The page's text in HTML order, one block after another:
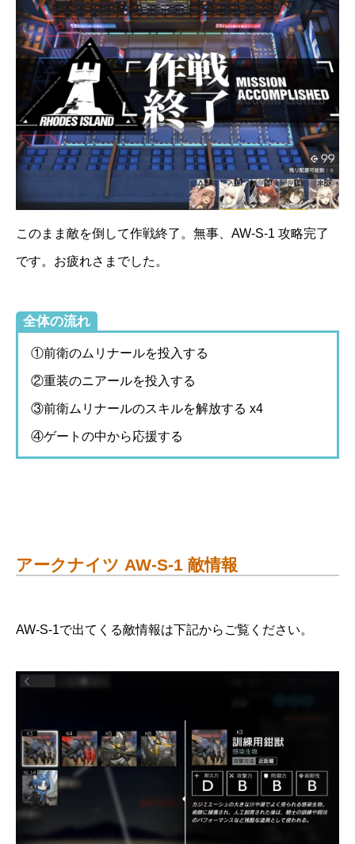
このまま敵を倒して作戦終了。無事、AW-S-1 攻略完了
です。お疲れさまでした。
全体の流れ
①前衛のムリナールを投入する
②重装のニアールを投入する
③前衛ムリナールのスキルを解放する x4
④ゲートの中から応援する
アークナイツ AW-S-1 敵情報
AW-S-1で出てくる敵情報は下記からご覧ください。